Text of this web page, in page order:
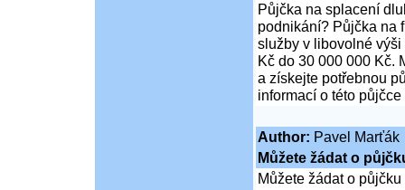
Půjčka na splacení
podnikání? Půjčka na
služby v libovolné
Kč do 30 000 000 Kč.
a získejte potřebnou
informací o této
Author: Pavel Marťák
Můžete žádat o
Můžete žádat o